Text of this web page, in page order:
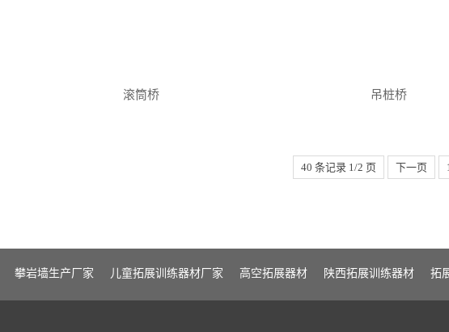
滚筒桥 吊桩桥
40 条记录 1/2 页 下一页
攀岩墙生产厂家 儿童拓展训练器材厂家 高空拓展器材 陕西拓展训练器材 拓